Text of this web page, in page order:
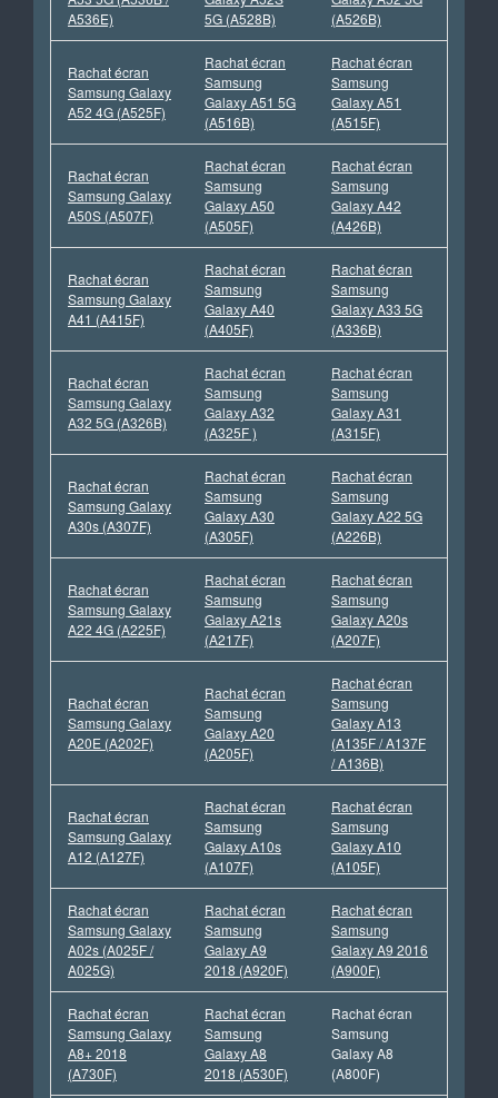
A536E)
5G (A528B)
(A526B)
Rachat écran
Samsung Galaxy
A52 4G (A525F)
Rachat écran
Samsung
Galaxy A51 5G
(A516B)
Rachat écran
Samsung
Galaxy A51
(A515F)
Rachat écran
Samsung Galaxy
A50S (A507F)
Rachat écran
Samsung
Galaxy A50
(A505F)
Rachat écran
Samsung
Galaxy A42
(A426B)
Rachat écran
Samsung Galaxy
A41 (A415F)
Rachat écran
Samsung
Galaxy A40
(A405F)
Rachat écran
Samsung
Galaxy A33 5G
(A336B)
Rachat écran
Samsung Galaxy
A32 5G (A326B)
Rachat écran
Samsung
Galaxy A32
(A325F )
Rachat écran
Samsung
Galaxy A31
(A315F)
Rachat écran
Samsung Galaxy
A30s (A307F)
Rachat écran
Samsung
Galaxy A30
(A305F)
Rachat écran
Samsung
Galaxy A22 5G
(A226B)
Rachat écran
Samsung Galaxy
A22 4G (A225F)
Rachat écran
Samsung
Galaxy A21s
(A217F)
Rachat écran
Samsung
Galaxy A20s
(A207F)
Rachat écran
Samsung Galaxy
A20E (A202F)
Rachat écran
Samsung
Galaxy A20
(A205F)
Rachat écran
Samsung
Galaxy A13
(A135F / A137F
/ A136B)
Rachat écran
Samsung Galaxy
A12 (A127F)
Rachat écran
Samsung
Galaxy A10s
(A107F)
Rachat écran
Samsung
Galaxy A10
(A105F)
Rachat écran
Samsung Galaxy
A02s (A025F /
A025G)
Rachat écran
Samsung
Galaxy A9
2018 (A920F)
Rachat écran
Samsung
Galaxy A9 2016
(A900F)
Rachat écran
Samsung Galaxy
A8+ 2018
(A730F)
Rachat écran
Samsung
Galaxy A8
2018 (A530F)
Rachat écran
Samsung
Galaxy A8
(A800F)